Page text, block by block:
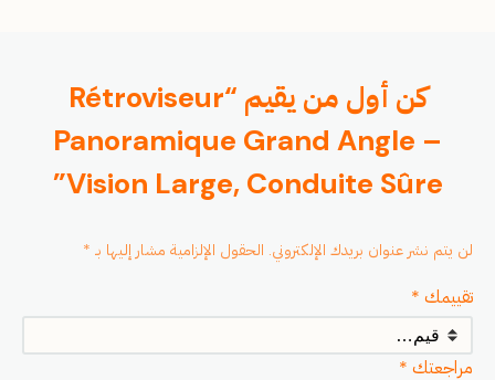
كن أول من يقيم “Rétroviseur
Panoramique Grand Angle –
Vision Large, Conduite Sûre”
لن يتم نشر عنوان بريدك الإلكتروني. الحقول الإلزامية مشار إليها بـ *
تقييمك *
مراجعتك *